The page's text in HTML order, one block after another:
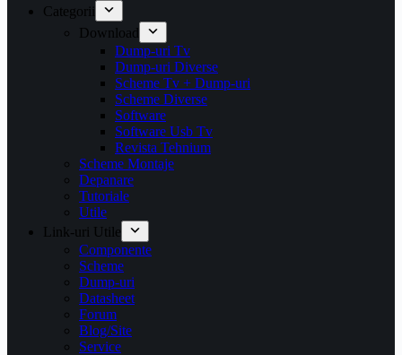
Categorii
Download
Dump-uri Tv
Dump-uri Diverse
Scheme Tv + Dump-uri
Scheme Diverse
Software
Software Usb Tv
Revista Tehnium
Scheme Montaje
Depanare
Tutoriale
Utile
Link-uri Utile
Componente
Scheme
Dump-uri
Datasheet
Forum
Blog/Site
Service